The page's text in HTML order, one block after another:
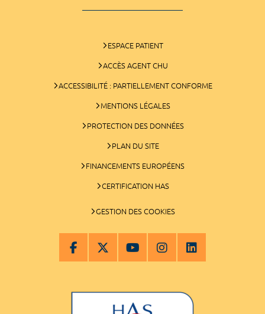
ESPACE PATIENT
ACCÈS AGENT CHU
ACCESSIBILITÉ : PARTIELLEMENT CONFORME
MENTIONS LÉGALES
PROTECTION DES DONNÉES
PLAN DU SITE
FINANCEMENTS EUROPÉENS
CERTIFICATION HAS
GESTION DES COOKIES